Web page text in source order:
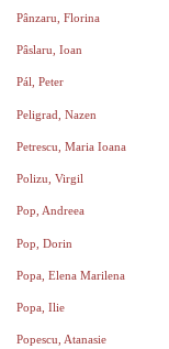
Pânzaru, Florina
Pâslaru, Ioan
Pál, Peter
Peligrad, Nazen
Petrescu, Maria Ioana
Polizu, Virgil
Pop, Andreea
Pop, Dorin
Popa, Elena Marilena
Popa, Ilie
Popescu, Atanasie